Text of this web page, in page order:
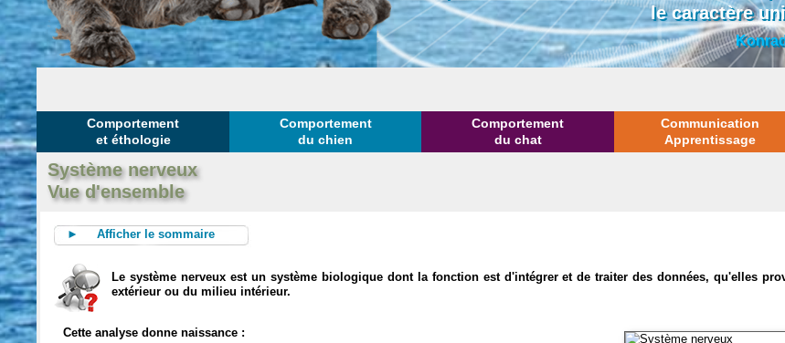
le caractère
Comportement
et éthologie
Comportement
du chien
Comportement
du chat
Communication
Apprentissage
Système nerveux
Vue d'ensemble
► Afficher le sommaire
Le système nerveux est un système biologique dont la fonction est d'intégrer et de traiter des données, qu'elles
extérieur ou du milieu intérieur.
Cette analyse donne naissance :